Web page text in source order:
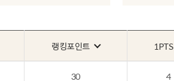
랭킹포인트 1PTS
30 4